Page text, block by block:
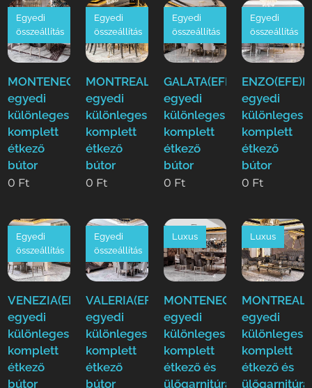
MONTENEGRO(EFE)Luxus
egyedi
különleges
komplett
étkező
bútor
Egyedi
összeállítás
0 Ft
MONTREAL(EFE)Luxus
egyedi
különleges
komplett
étkező
bútor
Egyedi
összeállítás
0 Ft
GALATA(EFE)Luxus
egyedi
különleges
komplett
étkező
bútor
Egyedi
összeállítás
0 Ft
egyedi
különleges
komplett
étkező
bútor
Egyedi
összeállítás
0 Ft
VENEZIA(EFE)Luxus
egyedi
különleges
komplett
étkező
bútor
Egyedi
összeállítás
VALERIA(EFE)Luxus
egyedi
különleges
komplett
étkező
bútor
Egyedi
összeállítás
MONTENEGRO(EFE)Luxus
egyedi
különleges
komplett
étkező és
ülőgarnitúra
Luxus
egyedi
különleges
komplett
étkező és
ülőgarnitúra
Luxus